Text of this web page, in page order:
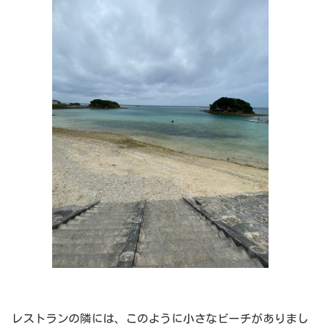
レストランの隣には、このように小さなビーチがありまし